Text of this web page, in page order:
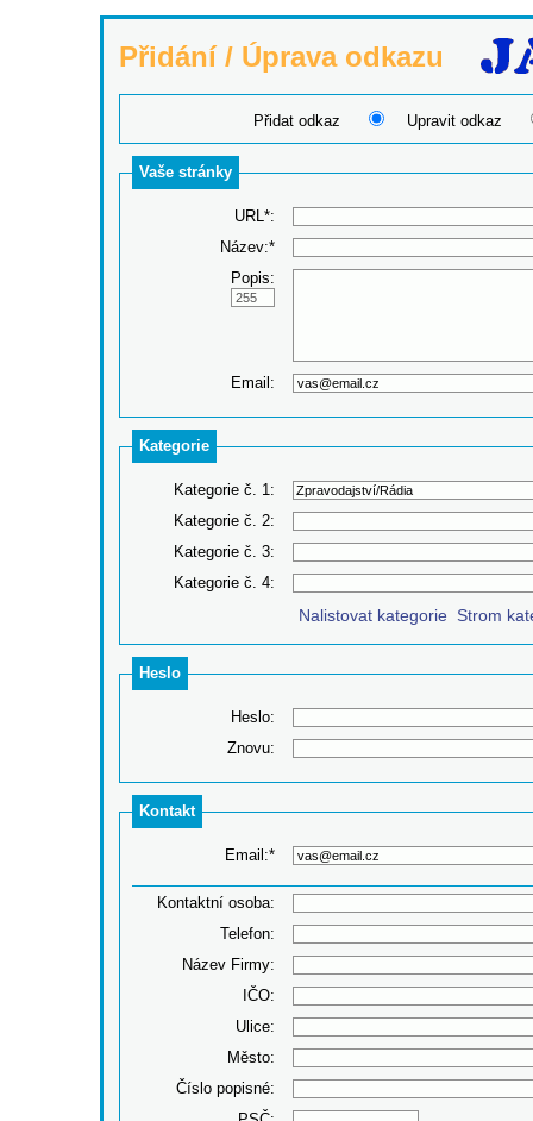
Přidání / Úprava odkazu
Přidat odkaz Upravit odkaz
Vaše stránky
URL*:
Název:*
Popis:
Email:
Kategorie
Kategorie č. 1:
Kategorie č. 2:
Kategorie č. 3:
Kategorie č. 4:
Nalistovat kategorie Strom
Heslo
Heslo:
Znovu:
Kontakt
Email:*
Kontaktní osoba:
Telefon:
Název Firmy:
IČO:
Ulice:
Město:
Číslo popisné: